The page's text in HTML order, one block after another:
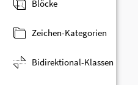
Blöcke
Zeichen-Kategorien
Bidirektional-Klassen